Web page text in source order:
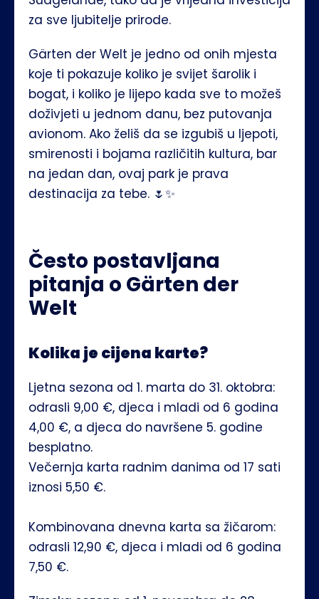
za sve ljubitelje prirode.
Gärten der Welt je jedno od onih mjesta
koje ti pokazuje koliko je svijet šarolik i
bogat, i koliko je lijepo kada sve to možeš
doživjeti u jednom danu, bez putovanja
avionom. Ako želiš da se izgubiš u ljepoti,
smirenosti i bojama različitih kultura, bar
na jedan dan, ovaj park je prava
destinacija za tebe. 🌷✨
Često postavljana
pitanja o Gärten der
Welt
Kolika je cijena karte?
Ljetna sezona od 1. marta do 31. oktobra:
odrasli 9,00 €, djeca i mladi od 6 godina
4,00 €, a djeca do navršene 5. godine
besplatno.
Večernja karta radnim danima od 17 sati
iznosi 5,50 €.
Kombinovana dnevna karta sa žičarom:
odrasli 12,90 €, djeca i mladi od 6 godina
7,50 €.